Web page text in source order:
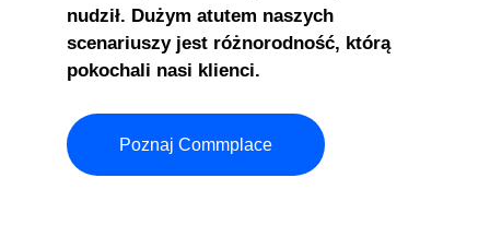
nudził. Dużym atutem naszych
scenariuszy jest różnorodność, którą
pokochali nasi klienci.
Poznaj Commplace